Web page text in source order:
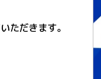
ただきます。